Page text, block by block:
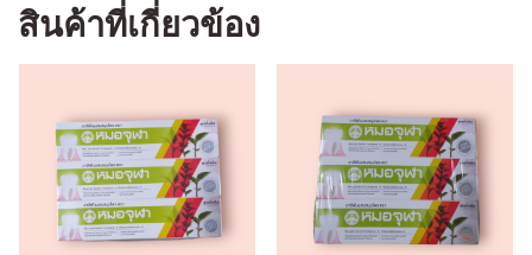
สินค้าที่เกี่ยวข้อง